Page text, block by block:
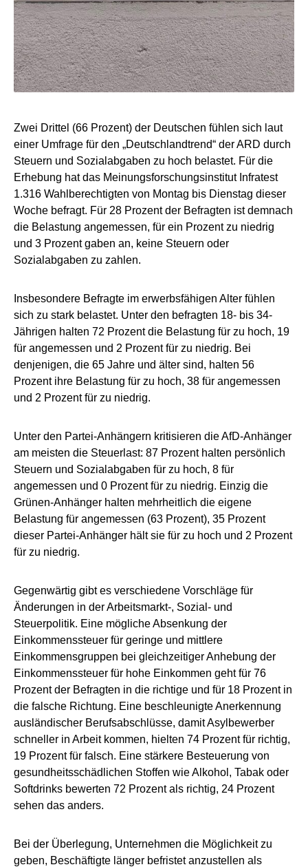
Zwei Drittel (66 Prozent) der Deutschen fühlen sich laut
einer Umfrage für den „Deutschlandtrend“ der ARD durch
Steuern und Sozialabgaben zu hoch belastet. Für die
Erhebung hat das Meinungsforschungsinstitut Infratest
1.316 Wahlberechtigten von Montag bis Dienstag dieser
Woche befragt. Für 28 Prozent der Befragten ist demnach
die Belastung angemessen, für ein Prozent zu niedrig
und 3 Prozent gaben an, keine Steuern oder
Sozialabgaben zu zahlen.
Insbesondere Befragte im erwerbsfähigen Alter fühlen
sich zu stark belastet. Unter den befragten 18- bis 34-
Jährigen halten 72 Prozent die Belastung für zu hoch, 19
für angemessen und 2 Prozent für zu niedrig. Bei
denjenigen, die 65 Jahre und älter sind, halten 56
Prozent ihre Belastung für zu hoch, 38 für angemessen
und 2 Prozent für zu niedrig.
Unter den Partei-Anhängern kritisieren die AfD-Anhänger
am meisten die Steuerlast: 87 Prozent halten persönlich
Steuern und Sozialabgaben für zu hoch, 8 für
angemessen und 0 Prozent für zu niedrig. Einzig die
Grünen-Anhänger halten mehrheitlich die eigene
Belastung für angemessen (63 Prozent), 35 Prozent
dieser Partei-Anhänger hält sie für zu hoch und 2 Prozent
für zu niedrig.
Gegenwärtig gibt es verschiedene Vorschläge für
Änderungen in der Arbeitsmarkt-, Sozial- und
Steuerpolitik. Eine mögliche Absenkung der
Einkommenssteuer für geringe und mittlere
Einkommensgruppen bei gleichzeitiger Anhebung der
Einkommenssteuer für hohe Einkommen geht für 76
Prozent der Befragten in die richtige und für 18 Prozent in
die falsche Richtung. Eine beschleunigte Anerkennung
ausländischer Berufsabschlüsse, damit Asylbewerber
schneller in Arbeit kommen, hielten 74 Prozent für richtig,
19 Prozent für falsch. Eine stärkere Besteuerung von
gesundheitsschädlichen Stoffen wie Alkohol, Tabak oder
Softdrinks bewerten 72 Prozent als richtig, 24 Prozent
sehen das anders.
Bei der Überlegung, Unternehmen die Möglichkeit zu
geben, Beschäftigte länger befristet anzustellen als